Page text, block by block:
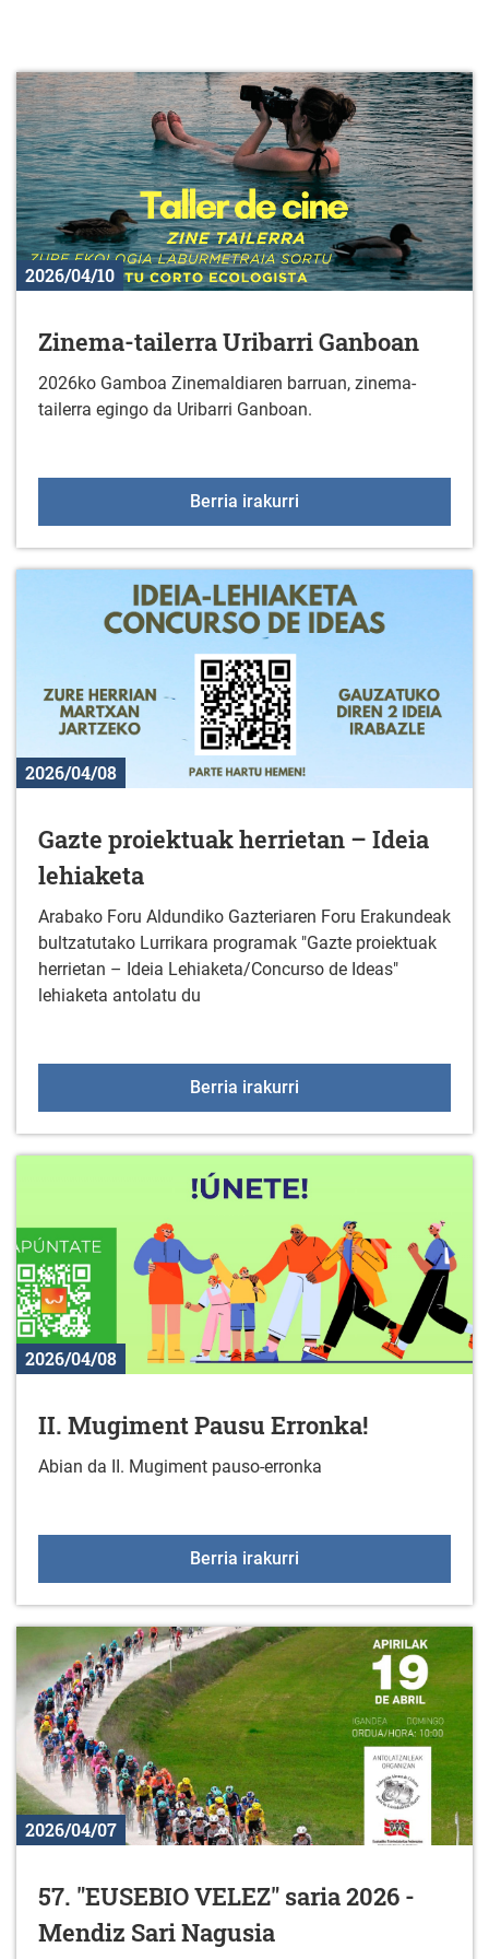
2026/04/10
Zinema-tailerra Uribarri Ganboan
2026ko Gamboa Zinemaldiaren barruan, zinema-
tailerra egingo da Uribarri Ganboan.
Berria irakurri
2026/04/08
Gazte proiektuak herrietan – Ideia
lehiaketa
Arabako Foru Aldundiko Gazteriaren Foru Erakundeak
bultzatutako Lurrikara programak "Gazte proiektuak
herrietan – Ideia Lehiaketa/Concurso de Ideas"
lehiaketa antolatu du
Berria irakurri
2026/04/08
II. Mugiment Pausu Erronka!
Abian da II. Mugiment pauso-erronka
Berria irakurri
2026/04/07
57. "EUSEBIO VELEZ" saria 2026 -
Mendiz Sari Nagusia